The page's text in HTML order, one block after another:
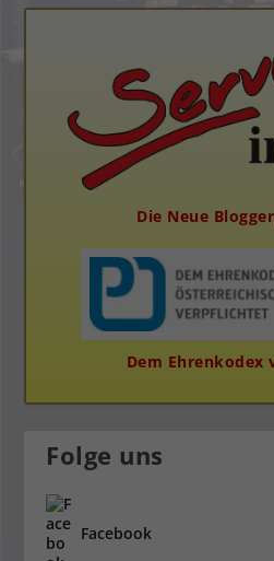
Die Neue
Dem
Folge uns
Facebook